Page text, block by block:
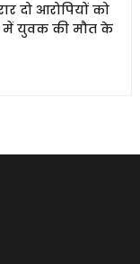
दो आरोपियों को
में युवक की मौत के